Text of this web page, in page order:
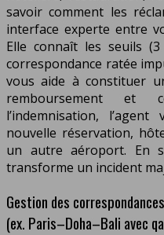
savoir comment les
interface experte entre
Elle connaît les seuils
correspondance ratée
vous aide à constituer
remboursement et
l’indemnisation,
nouvelle réservation,
un autre aéroport. En
transforme un incident
Gestion des
(ex. Paris–Doha–Bali avec